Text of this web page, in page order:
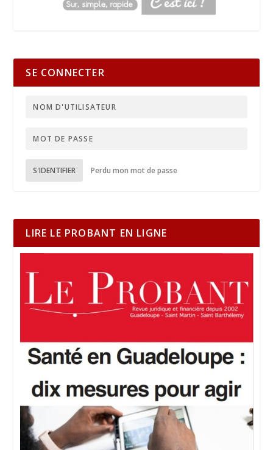
SE CONNECTER
S'IDENTIFIER Perdu mon mot de passe
LIRE LE PROBANT EN LIGNE